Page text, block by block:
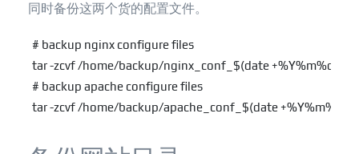
同时备份这两个货的配置文件。
# backup nginx configure files
tar -zcvf /home/backup/nginx_conf_$(date
# backup apache configure files
tar -zcvf /home/backup/apache_conf_$(date